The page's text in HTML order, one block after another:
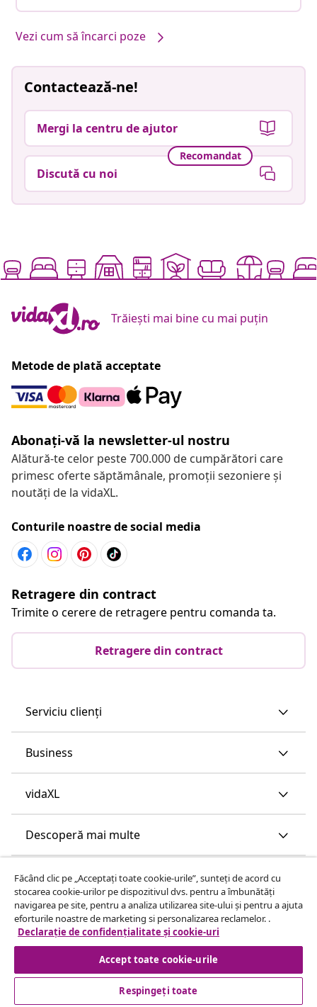
Vezi cum să încarci poze
Contactează-ne!
Mergi la centru de ajutor
Recomandat
Discută cu noi
Trăiești mai bine cu mai puțin
Metode de plată acceptate
Abonați-vă la newsletter-ul nostru
Alătură-te celor peste 700.000 de cumpărători care
primesc oferte săptămânale, promoții sezoniere și
noutăți de la vidaXL.
Conturile noastre de social media
Retragere din contract
Trimite o cerere de retragere pentru comanda ta.
Retragere din contract
Serviciu clienți
Business
vidaXL
Descoperă mai multe
Făcând clic pe „Acceptați toate cookie-urile”, sunteți de acord cu
stocarea cookie-urilor pe dispozitivul dvs. pentru a îmbunătăți
navigarea pe site, pentru a analiza utilizarea site-ului și pentru a ajuta
eforturile noastre de marketing si personalizarea reclamelor. .
Declarație de confidențialitate și cookie-uri
Accept toate cookie-urile
Respingeți toate